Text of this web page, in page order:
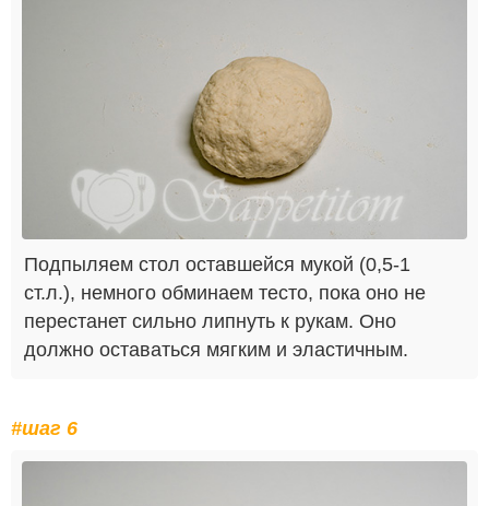
Подпыляем стол оставшейся мукой (0,5-1
ст.л.), немного обминаем тесто, пока оно не
перестанет сильно липнуть к рукам. Оно
должно оставаться мягким и эластичным.
#шаг 6